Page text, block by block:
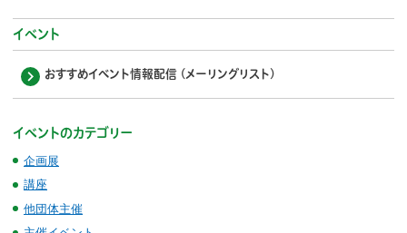
イベント
おすすめイベント情報配信 (メーリングリスト)
イベントのカテゴリー
企画展
講座
他団体主催